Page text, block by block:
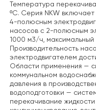
Температура
ºС. Серия NKW
4-полюсным
насосов с 2-полюсным
1000 м3/ч, максимальный
Производительность
электродвигателем
Области применения —
коммунальном
давления в
водоподготовки —
перекачивание